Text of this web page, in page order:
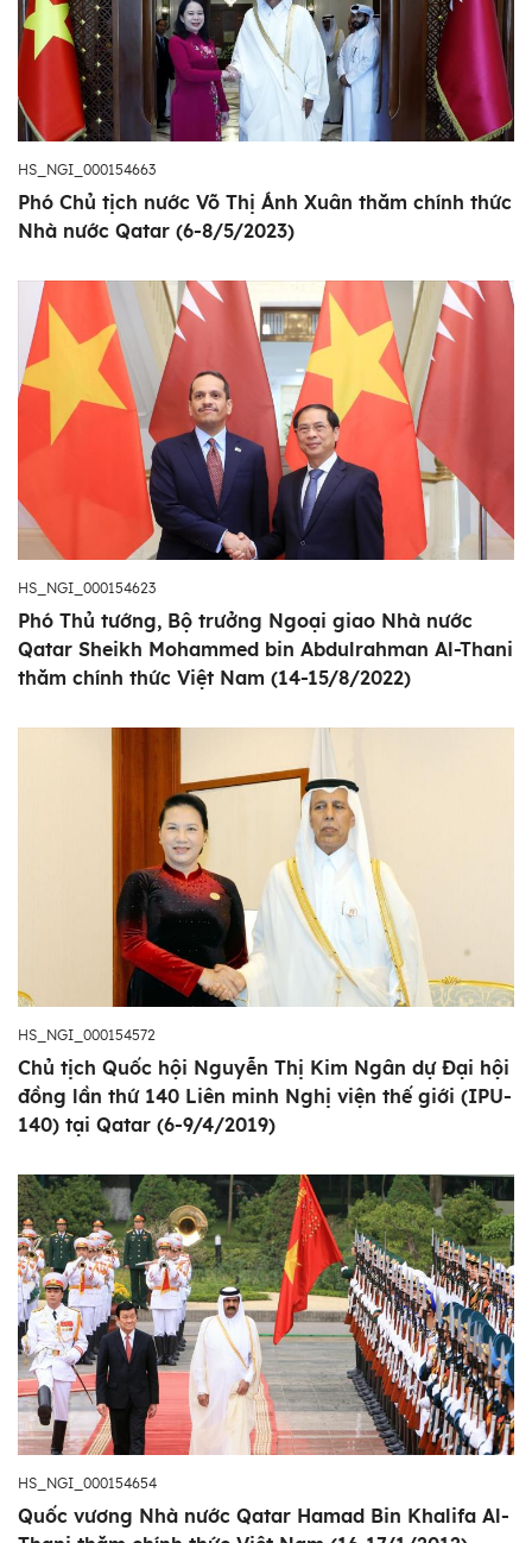
HS_NGI_000154663
Phó Chủ tịch nước Võ Thị Ánh Xuân thăm chính thức
Nhà nước Qatar (6-8/5/2023)
HS_NGI_000154623
Phó Thủ tướng, Bộ trưởng Ngoại giao Nhà nước
Qatar Sheikh Mohammed bin Abdulrahman Al-Thani
thăm chính thức Việt Nam (14-15/8/2022)
HS_NGI_000154572
Chủ tịch Quốc hội Nguyễn Thị Kim Ngân dự Đại hội
đồng lần thứ 140 Liên minh Nghị viện thế giới (IPU-
140) tại Qatar (6-9/4/2019)
HS_NGI_000154654
Quốc vương Nhà nước Qatar Hamad Bin Khalifa Al-